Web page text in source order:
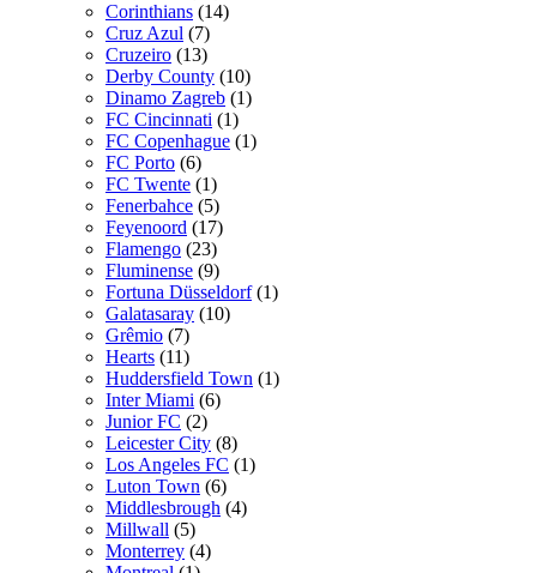
Corinthians (14)
Cruz Azul (7)
Cruzeiro (13)
Derby County (10)
Dinamo Zagreb (1)
FC Cincinnati (1)
FC Copenhague (1)
FC Porto (6)
FC Twente (1)
Fenerbahce (5)
Feyenoord (17)
Flamengo (23)
Fluminense (9)
Fortuna Düsseldorf (1)
Galatasaray (10)
Grêmio (7)
Hearts (11)
Huddersfield Town (1)
Inter Miami (6)
Junior FC (2)
Leicester City (8)
Los Angeles FC (1)
Luton Town (6)
Middlesbrough (4)
Millwall (5)
Monterrey (4)